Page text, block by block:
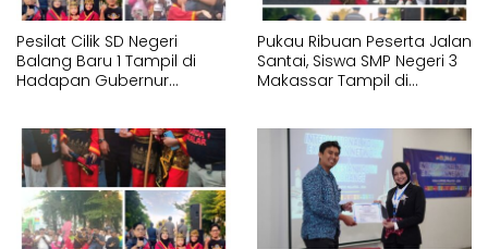
Pesilat Cilik SD Negeri
Balang Baru 1 Tampil di
Hadapan Gubernur
Pencak Silat Tangan
Kosong
Pukau Ribuan Peserta Jalan
Santai, Siswa SMP Negeri 3
Makassar Tampil di
Memperagakan Jurus
Pencak Silat Bersenjata